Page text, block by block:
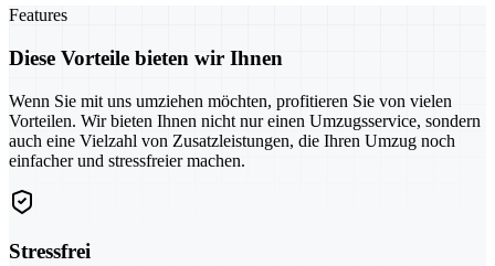
Features
Diese Vorteile bieten wir Ihnen
Wenn Sie mit uns umziehen möchten, profitieren Sie von vielen
Vorteilen. Wir bieten Ihnen nicht nur einen Umzugsservice, sondern
auch eine Vielzahl von Zusatzleistungen, die Ihren Umzug noch
einfacher und stressfreier machen.
Stressfrei